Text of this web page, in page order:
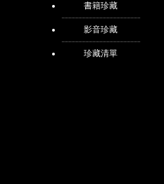
書籍珍藏
影音珍藏
珍藏清單